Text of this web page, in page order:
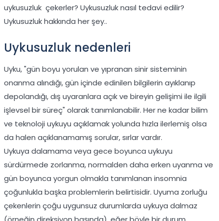
uykusuzluk çekerler? Uykusuzluk nasıl tedavi edilir?
Uykusuzluk hakkında her şey..
Uykusuzluk nedenleri
Uyku, "gün boyu yorulan ve yıpranan sinir sisteminin
onanma alındığı, gün içinde edinilen bilgilerin ayıklanıp
depolandığı, dış uyaranlara açık ve bireyin gelişimi ile ilgili
işlevsel bir süreç" olarak tanımlanabilir. Her ne kadar bilim
ve teknoloji uykuyu açıklamak yolunda hızla ilerlemiş olsa
da halen açıklanamamış sorular, sırlar vardır.
Uykuya dalamama veya gece boyunca uykuyu
sürdürmede zorlanma, normalden daha erken uyanma ve
gün boyunca yorgun olmakla tanımlanan insomnia
çoğunlukla başka problemlerin belirtisidir. Uyuma zorluğu
çekenlerin çoğu uygunsuz durumlarda uykuya dalmaz